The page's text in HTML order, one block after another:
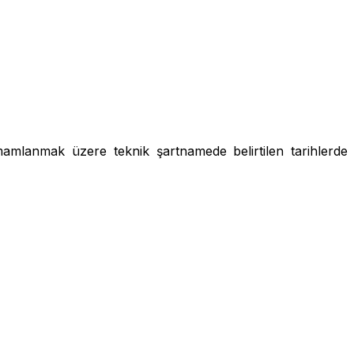
üzere teknik şartnamede belirtilen tarihlerde